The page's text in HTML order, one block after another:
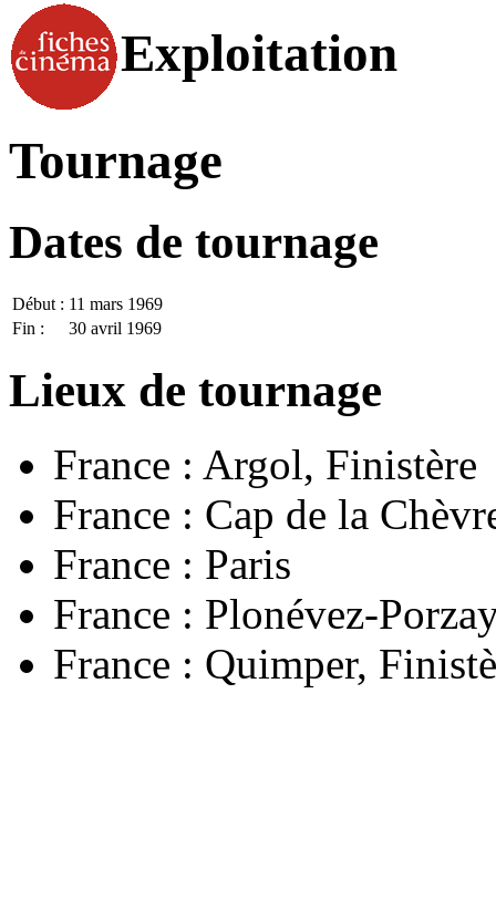
Exploitation
Tournage
Dates de tournage
Début : 11 mars 1969
Fin :
30 avril 1969
Lieux de tournage
France : Argol, Finistère
France : Cap de la
France : Paris
France : Plonévez-
France : Quimper,